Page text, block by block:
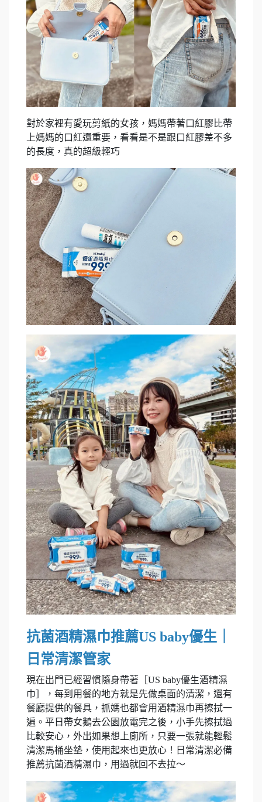
對於家裡有愛玩剪紙的女孩，媽媽帶著口紅膠比帶
上媽媽的口紅還重要，看看是不是跟口紅膠差不多
的長度，真的超級輕巧
抗菌酒精濕巾推薦US baby優生｜
日常清潔管家
現在出門已經習慣隨身帶著［US baby優生酒精濕
巾］，每到用餐的地方就是先做桌面的清潔，還有
餐廳提供的餐具，抓媽也都會用酒精濕巾再擦拭一
遍。平日帶女鵝去公園放電完之後，小手先擦拭過
比較安心，外出如果想上廁所，只要一張就能輕鬆
清潔馬桶坐墊，使用起來也更放心！日常清潔必備
推薦抗菌酒精濕巾，用過就回不去拉～